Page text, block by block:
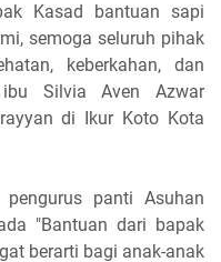
Kasad bantuan sapi
semoga seluruh pihak
keberkahan, dan
Silvia Aven Azwar
di Ikur Koto Kota
panti Asuhan
"Bantuan dari bapak
berarti bagi anak-anak